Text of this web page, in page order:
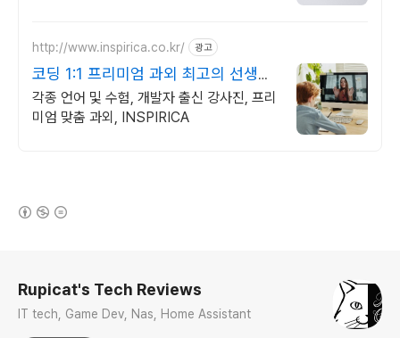
http://www.inspirica.co.kr/ 광고
코딩 1:1 프리미엄 과외 최고의 선생님
들과 함께
각종 언어 및 수험, 개발자 출신 강사진, 프리
미엄 맞춤 과외, INSPIRICA
Rupicat's Tech Reviews
IT tech, Game Dev, Nas, Home Assistant